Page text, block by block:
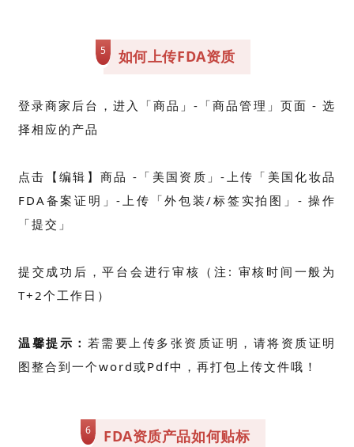
5 如何上传FDA资质
登录商家后台，进入「商品」-「商品管理」页面 - 选
择相应的产品
点击【编辑】商品 -「美国资质」-上传「美国化妆品
FDA备案证明」-上传「外包装/标签实拍图」 - 操作
「提交」
提交成功后，平台会进行审核 （注: 审核时间一般为
T+2个工作日）
温馨提示： 若需要上传多张资质证明，请将资质证明
图整合到一个word或Pdf中，再打包上传文件哦！
6 FDA资质产品如何贴标